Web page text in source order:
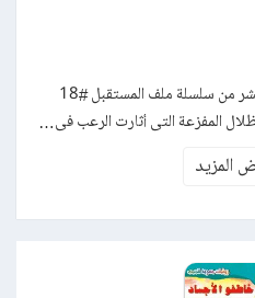
رواية ظلال الفزع – العدد الثامن عشر من سلسلة ملف المستقبل #18
المفزعة التى أثارت الرعب فى…
المزيد